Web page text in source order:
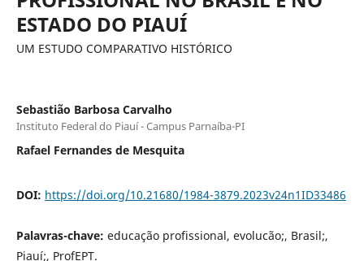
ESTADO DO PIAUÍ
UM ESTUDO COMPARATIVO HISTÓRICO
Sebastião Barbosa Carvalho
Instituto Federal do Piauí - Campus Parnaíba-PI
Rafael Fernandes de Mesquita
DOI: https://doi.org/10.21680/1984-3879.2023v24n1ID33486
Palavras-chave: educação profissional, evolucão;, Brasil;,
Piauí;, ProfEPT.